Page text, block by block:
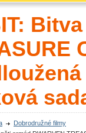
Dobrodružné filmy